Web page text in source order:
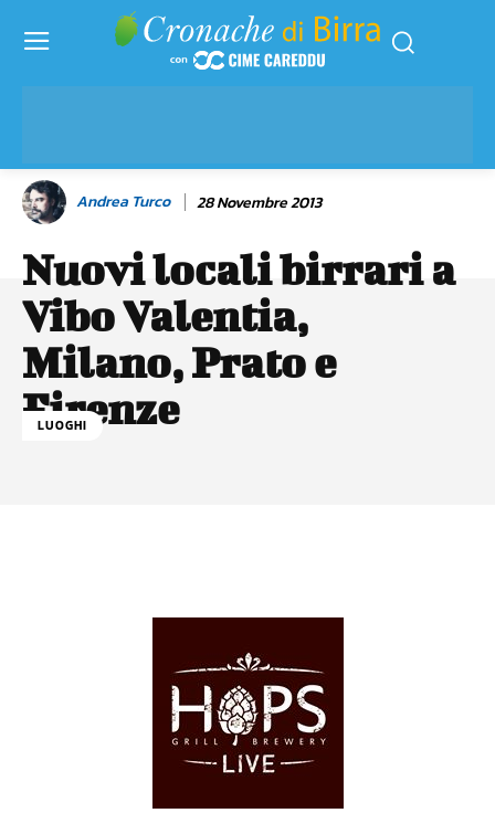
Andrea Turco 28 Novembre 2013
Nuovi locali birrari a
Vibo Valentia,
Milano, Prato e
Firenze
LUOGHI